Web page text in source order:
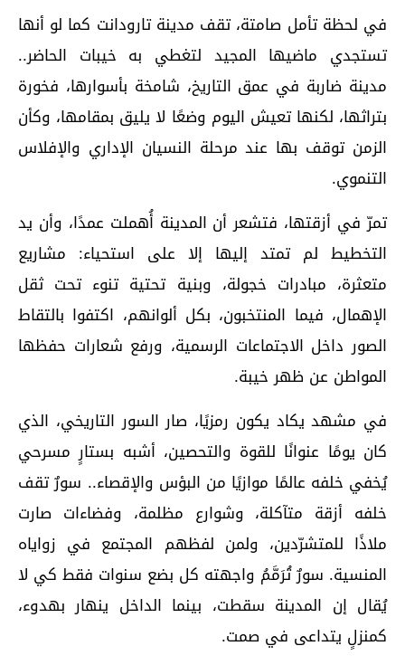
في لحظة تأمل صامتة، تقف مدينة تارودانت كما لو أنها
تستجدي ماضيها المجيد لتغطي به خيبات الحاضر..
مدينة ضاربة في عمق التاريخ، شامخة بأسوارها، فخورة
بتراثها، لكنها تعيش اليوم وضعًا لا يليق بمقامها، وكأن
الزمن توقف بها عند مرحلة النسيان الإداري والإفلاس
التنموي.
تمرّ في أزقتها، فتشعر أن المدينة أُهملت عمدًا، وأن يد
التخطيط لم تمتد إليها إلا على استحياء: مشاريع
متعثرة، مبادرات خجولة، وبنية تحتية تنوء تحت ثقل
الإهمال، فيما المنتخبون، بكل ألوانهم، اكتفوا بالتقاط
الصور داخل الاجتماعات الرسمية، ورفع شعارات حفظها
المواطن عن ظهر خيبة.
في مشهد يكاد يكون رمزيًا، صار السور التاريخي، الذي
كان يومًا عنوانًا للقوة والتحصين، أشبه بستارٍ مسرحي
يُخفي خلفه عالمًا موازيًا من البؤس والإقصاء.. سورٌ تقف
خلفه أزقة متآكلة، وشوارع مظلمة، وفضاءات صارت
ملاذًا للمتشرّدين، ولمن لفظهم المجتمع في زواياه
المنسية. سورٌ تُرَمَّمُ واجهته كل بضع سنوات فقط كي لا
يُقال إن المدينة سقطت، بينما الداخل ينهار بهدوء،
كمنزلٍ يتداعى في صمت.